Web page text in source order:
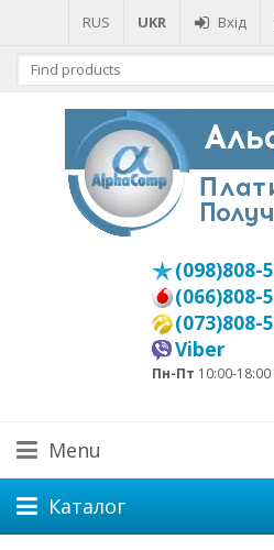
RUS UKR Вхід
(098)808-
(066)808-
(073)808-
Viber
Пн-Пт 10:00-18:00
Menu
Каталог